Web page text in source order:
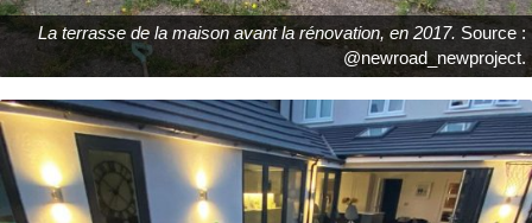
La terrasse de la maison avant la rénovation, en 2017. Source :
@newroad_newproject.